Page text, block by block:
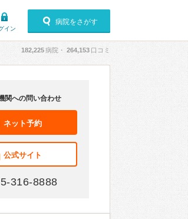
イン
病院をさがす
182,225病院・ 264,153 口コミ
関への問い合わせ
ネット予約
公式サイト
316-8888